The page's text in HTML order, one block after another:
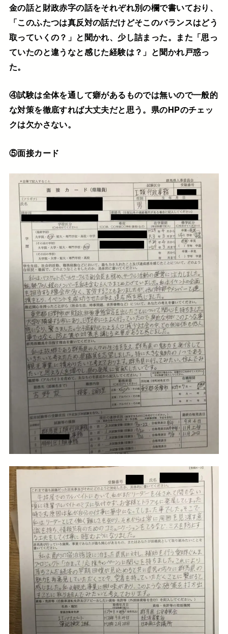
金の話と財政赤字の話をそれぞれ別の欄で書いており、
「このふたつは真反対の話だけどそこのバランスはどう
取っていくの？」と聞かれ、少し詰まった。また「思っ
ていたのと違うなと感じた経験は？」と聞かれ戸惑っ
た。
④試験は全体を通して癖があるものでは無いので一般的
な対策を徹底すれば大丈夫だと思う。県のHPのチェッ
クは欠かさない。
⑤面接カード